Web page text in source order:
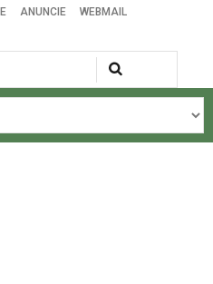
ANUNCIE WEBMAIL